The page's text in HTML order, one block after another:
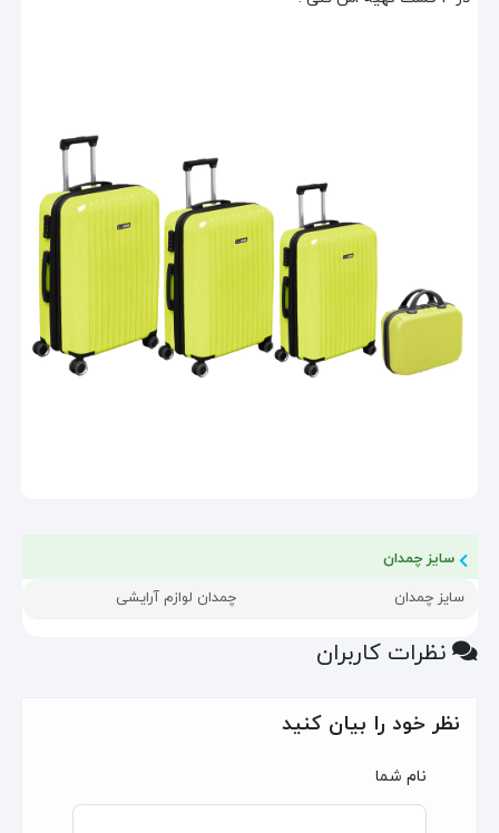
سایز چمدان
سایز چمدان
چمدان لوازم آرایشی
نظرات کاربران
نظر خود را بیان کنید
نام شما